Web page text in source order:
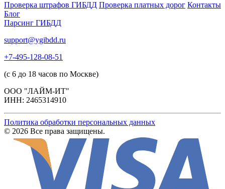
Проверка штрафов ГИБДД Проверка платных дорог Контакты
Блог
Парсинг ГИБДД
support@ygibdd.ru
+7-495-128-08-51
(с 6 до 18 часов по Москве)
ООО "ЛАЙМ-ИТ"
ИНН: 2465314910
Политика обработки персональных данных
© 2026 Все права защищены.